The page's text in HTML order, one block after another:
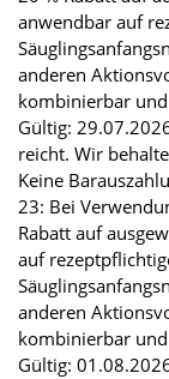
anwendbar auf
anderen
kombinierbar
Gültig:
reicht. Wir
Keine
23: Bei
Rabatt auf
auf
anderen
kombinierbar
Gültig: